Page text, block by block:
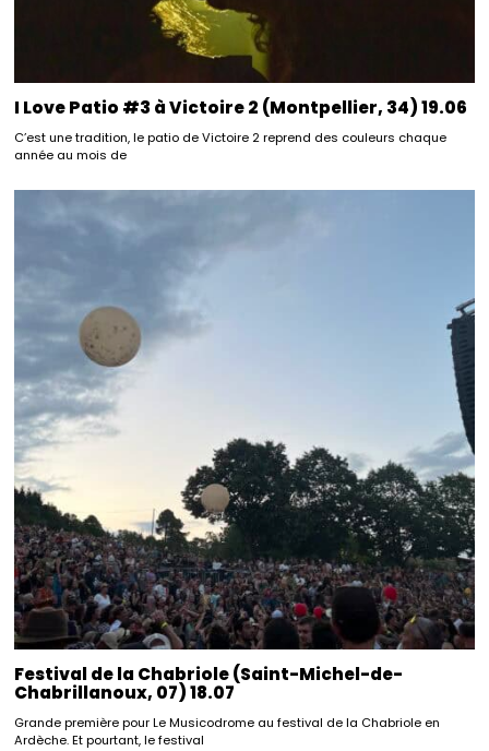
I Love Patio #3 à Victoire 2 (Montpellier, 34) 19.06
C’est une tradition, le patio de Victoire 2 reprend des couleurs chaque
année au mois de
Festival de la Chabriole (Saint-Michel-de-
Chabrillanoux, 07) 18.07
Grande première pour Le Musicodrome au festival de la Chabriole en
Ardèche. Et pourtant, le festival